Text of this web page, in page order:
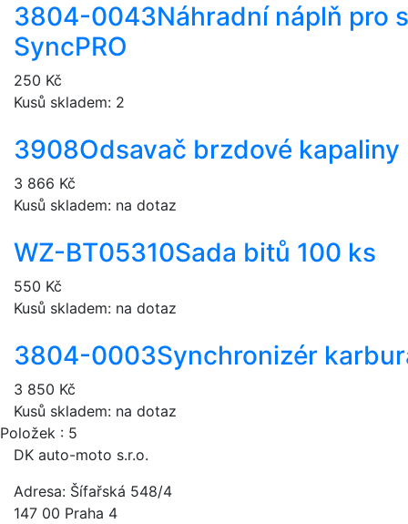
3804-0043Náhradní náplň pro
SyncPRO
250 Kč
Kusů skladem: 2
3908Odsavač brzdové kapaliny
3 866 Kč
Kusů skladem: na dotaz
WZ-BT05310Sada bitů 100 ks
550 Kč
Kusů skladem: na dotaz
3804-0003Synchronizér
3 850 Kč
Kusů skladem: na dotaz
Položek : 5
DK auto-moto s.r.o.
Adresa: Šífařská 548/4
147 00 Praha 4